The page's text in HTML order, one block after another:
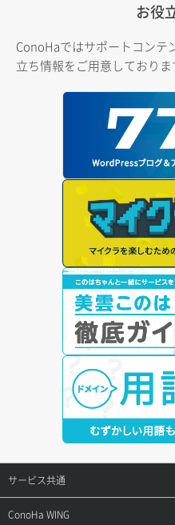
お役
ConoHaではサポートコンテ
立ち情報をご用意しておりま
サービス共通
サポートトップ
ConoHa WING